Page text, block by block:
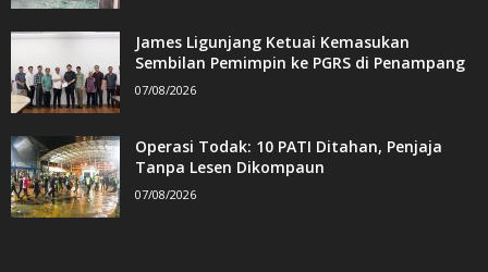
James Ligunjang Ketuai Kemasukan
Sembilan Pemimpin ke PGRS di Penampang
07/08/2026
Operasi Todak: 10 PATI Ditahan, Penjaja
Tanpa Lesen Dikompaun
07/08/2026